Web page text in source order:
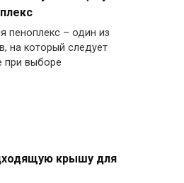
пеноплекс – один из
на который следует
при выборе
крышу для